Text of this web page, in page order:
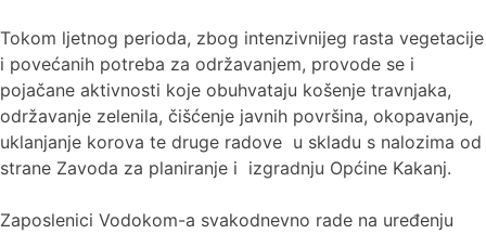
Tokom ljetnog perioda, zbog intenzivnijeg rasta vegetacije
i povećanih potreba za održavanjem, provode se i
pojačane aktivnosti koje obuhvataju košenje travnjaka,
održavanje zelenila, čišćenje javnih površina, okopavanje,
uklanjanje korova te druge radove u skladu s nalozima od
strane Zavoda za planiranje i izgradnju Općine Kakanj.
Zaposlenici Vodokom-a svakodnevno rade na uređenju